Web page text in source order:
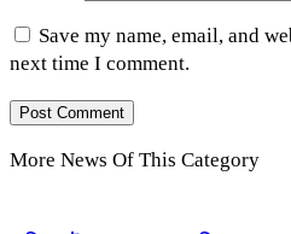
Save my name, email, and
next time I comment.
More News Of This Category